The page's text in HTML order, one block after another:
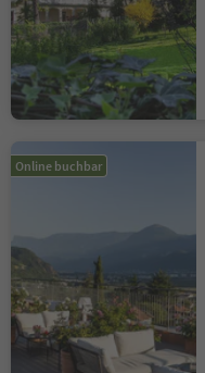
Online buchbar